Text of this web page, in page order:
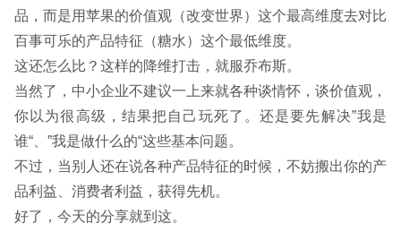
品，而是用苹果的价值观（改变世界）这个最高维度去对比
百事可乐的产品特征（糖水）这个最低维度。
这还怎么比？这样的降维打击，就服乔布斯。
当然了，中小企业不建议一上来就各种谈情怀，谈价值观，
你以为很高级，结果把自己玩死了。还是要先解决”我是
谁“、”我是做什么的“这些基本问题。
不过，当别人还在说各种产品特征的时候，不妨搬出你的产
品利益、消费者利益，获得先机。
好了，今天的分享就到这。